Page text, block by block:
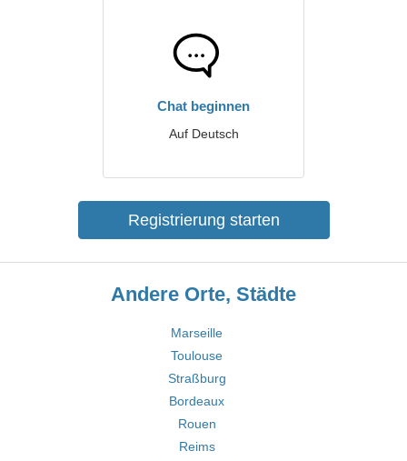
Chat beginnen
Auf Deutsch
Registrierung starten
Andere Orte, Städte
Marseille
Toulouse
Straßburg
Bordeaux
Rouen
Reims